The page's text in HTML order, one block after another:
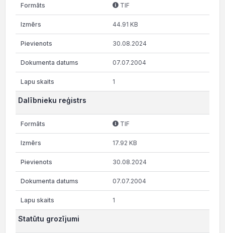
TIF
44.91 KB
30.08.2024
07.07.2004
1
Dalībnieku reģistrs
TIF
17.92 KB
30.08.2024
07.07.2004
1
Statūtu grozījumi